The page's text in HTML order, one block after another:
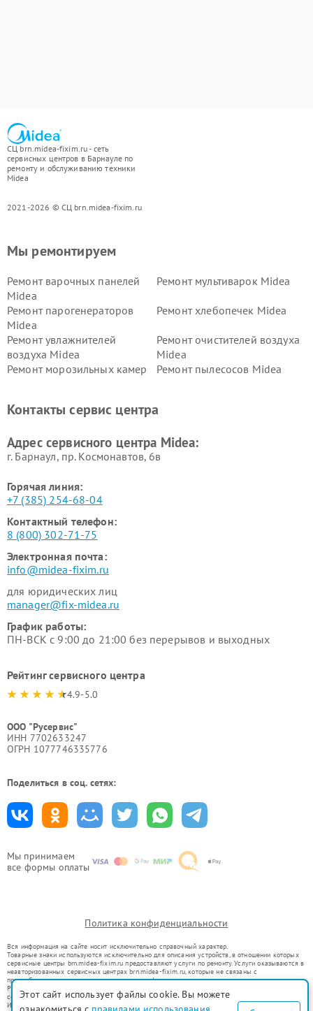
СЦ brn.midea-fixim.ru - сеть
сервисных центров в Барнауле по
ремонту и обслуживанию техники
Midea
2021-2026 © СЦ brn.midea-fixim.ru
Мы принимаем
все формы оплаты
Мы ремонтируем
Ремонт варочных панелей
Midea
Ремонт мультиварок Midea
Ремонт парогенераторов
Midea
Ремонт хлебопечек Midea
Ремонт увлажнителей
воздуха Midea
Ремонт очистителей воздуха
Midea
Ремонт морозильных камер
Ремонт пылесосов Midea
пылесосов Midea
Midea
Контакты сервис центра
Адрес сервисного центра Midea:
г. Барнаул, ​пр. Космонавтов, 6в
Горячая линия:
+7 (385) 254-68-04
Контактный телефон:
8 (800) 302-71-75
Электронная почта:
info@midea-fixim.ru
для юридических лиц
manager@fix-midea.ru
График работы:
ПН-ВСК с 9:00 до 21:00 без перерывов и выходных
Рейтинг сервисного центра
4.9-5.0
ООО "Русервис"
ИНН 7702633247
ОГРН 1077746335776
Поделиться в соц. сетях:
Политика конфиденциальности
Вся информация на сайте носит исключительно справочный характер.
Товарные знаки используются исключительно для описания устройств, в отношении которых
сервисные центры brn.midea-fixim.ru предоставляют услуги по ремонту. Услуги оказываются в
неавторизованных сервисных центрах brn.midea-fixim.ru, которые не связаны с
правообладателями товарных знаков или их официальными представителями.
Ремонт осуществляется для устройств, уже введенных в гражданский оборот в соответствии
со статьей 1487 ГК РФ.
Использование товарных знаков не преследует цели индивидуализации услуг или введения
Этот сайт использует файлы cookie. Вы можете